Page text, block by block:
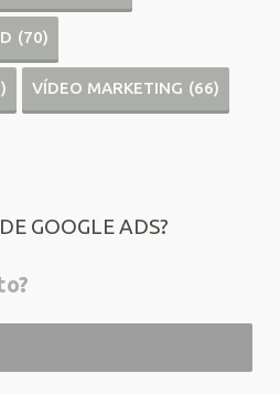
(70)
VÍDEO MARKETING (66)
GOOGLE ADS?